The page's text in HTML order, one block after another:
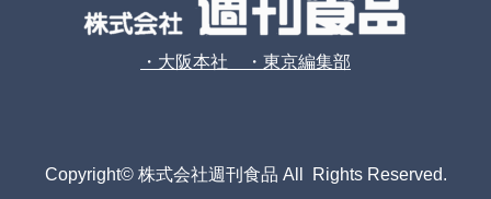
・大阪本社 ・東京編集部
Copyright© 株式会社週刊食品 All Rights Reserved.